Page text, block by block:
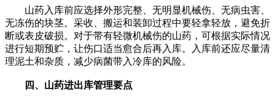
山药入库前应选择外形完整、无明显机械伤、无病虫害、
无冻伤的块茎。采收、搬运和装卸过程中要轻拿轻放，避免折
断或表皮破损。对于带有轻微机械伤的山药，可根据实际情况
进行短期预贮，让伤口适当愈合后再入库。入库前还应尽量清
理泥土和杂质，减少病菌带入冷库的风险。
四、山药进出库管理要点